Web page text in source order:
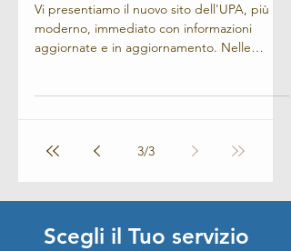
Vi presentiamo il nuovo sito dell'UPA, più
moderno, immediato con informazioni
aggiornate e in aggiornamento. Nelle
3/3
Scegli il Tuo servizio